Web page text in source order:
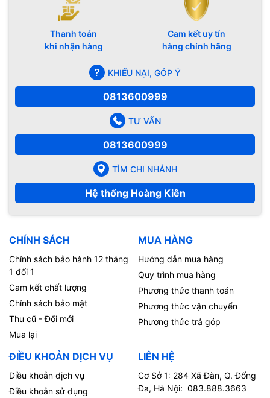
Thanh toán
khi nhận hàng
Cam kết uy tín
hàng chính hãng
KHIẾU NẠI, GÓP Ý
0813600999
TƯ VẤN
0813600999
TÌM CHI NHÁNH
Hệ thống Hoàng Kiên
CHÍNH SÁCH
Chính sách bảo hành 12 tháng
1 đổi 1
Cam kết chất lượng
Chính sách bảo mật
Thu cũ - Đổi mới
Mua lại
MUA HÀNG
Hướng dẫn mua hàng
Quy trình mua hàng
Phương thức thanh toán
Phương thức vận chuyển
Phương thức trả góp
ĐIỀU KHOẢN DỊCH VỤ
Diều khoản dịch vụ
Điều khoản sử dụng
LIÊN HỆ
Cơ Sở 1: 284 Xã Đàn, Q. Đống
Đa, Hà Nội: 083.888.3663